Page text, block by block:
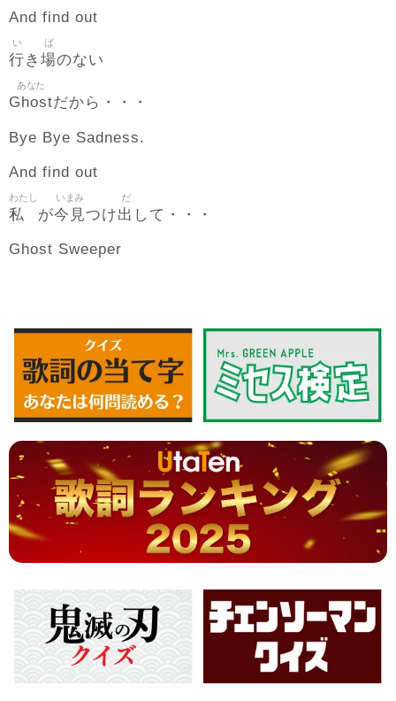
And find out
行
い
き 場
ば
のない
Ghost
あなた
だから・・・
Bye Bye Sadness.
And find out
私
わたし
が今見
いまみ
つけ出
だ
して・・・
Ghost Sweeper